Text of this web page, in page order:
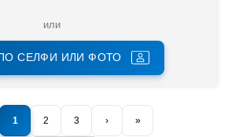
или
СЕЛФИ ИЛИ ФОТО
1 2 3 › »